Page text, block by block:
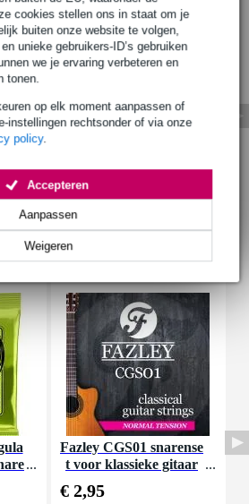
cookies stellen ons in staat om je
buiten onze website te volgen,
unieke gebruikers-ID’s gebruiken
we je ervaring verbeteren en
tonen.
op elk moment aanpassen of
instellingen rechtsonder of via onze
policy.
Weigeren
Aanpassen
Accepteren
Fazley CGS01 snarense
t voor klassieke gitaar
€ 2,95